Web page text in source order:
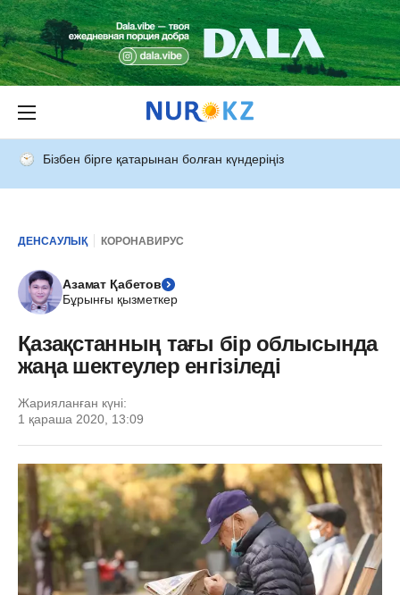
Бізбен бірге қатарынан болған күндеріңіз
ДЕНСАУЛЫҚ КОРОНАВИРУС
Азамат Қабетов
Бұрынғы қызметкер
Қазақстанның тағы бір облысында
жаңа шектеулер енгізіледі
Жарияланған күні:
1 қараша 2020, 13:09